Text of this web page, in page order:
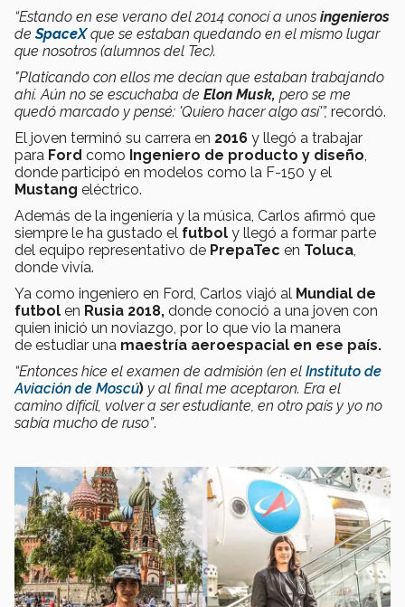
“Estando en ese verano del 2014 conocí a unos ingenieros
deSpaceXque se estaban quedando en el mismo lugar
que nosotros (alumnos del Tec).
"Platicando con ellos me decían que estaban trabajando
ahí. Aún no se escuchaba de Elon Musk, pero se me
quedó marcado y pensé: 'Quiero hacer algo así'”, recordó.
El joven terminó su carrera en 2016 y llegó a trabajar
para Ford como Ingeniero de producto y diseño
donde participó en modelos como la F-150 y el
Mustang eléctrico.
Además de la ingeniería y la música, Carlos afirmó que
siempre le ha gustado el futbol y llegó a formar parte
del equipo representativo de PrepaTec en Toluca
donde vivía.
Ya como ingeniero en Ford, Carlos viajó al Mundial de
futbol en Rusia 2018, donde conoció a una joven con
quien inició un noviazgo, por lo que vio la manera
de estudiar una maestría aeroespacial en ese país.
“Entonces hice el examen de admisión (en el Instituto de
Aviación de Moscú) y al final me aceptaron. Era el
camino difícil, volver a ser estudiante, en otro país y yo no
sabía mucho de ruso”.